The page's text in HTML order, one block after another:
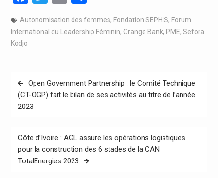
Autonomisation des femmes, Fondation SEPHIS, Forum
International du Leadership Féminin, Orange Bank, PME, Sefora
Kodjo
Navigation
de
l’article
Open Government Partnership : le Comité Technique
(CT-OGP) fait le bilan de ses activités au titre de l’année
2023
Côte d’Ivoire : AGL assure les opérations logistiques
pour la construction des 6 stades de la CAN
TotalEnergies 2023